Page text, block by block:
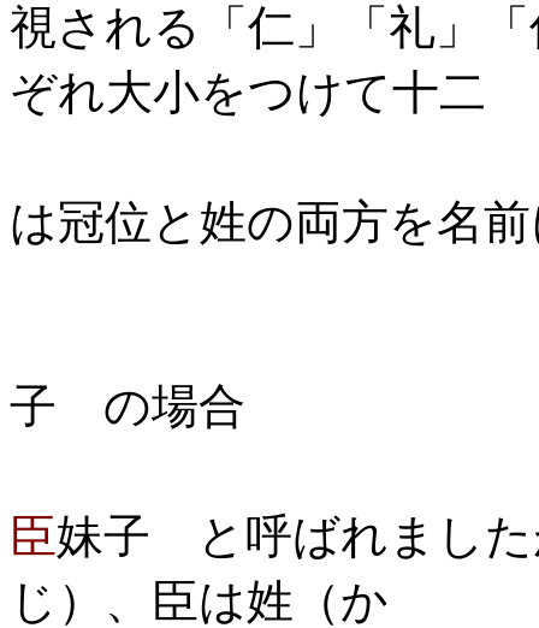
視される「仁」「礼」
ぞれ大小をつけて十二
は冠位と姓の両方を名
子 の場合
臣妹子 と呼ばれました
じ）、臣は姓（か